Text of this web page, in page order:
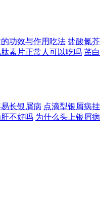
功效与作用吃法 盐酸氮
素片正常人可以吃吗 芪
长银屑病 点滴型银屑病
不好吗 为什么头上银屑